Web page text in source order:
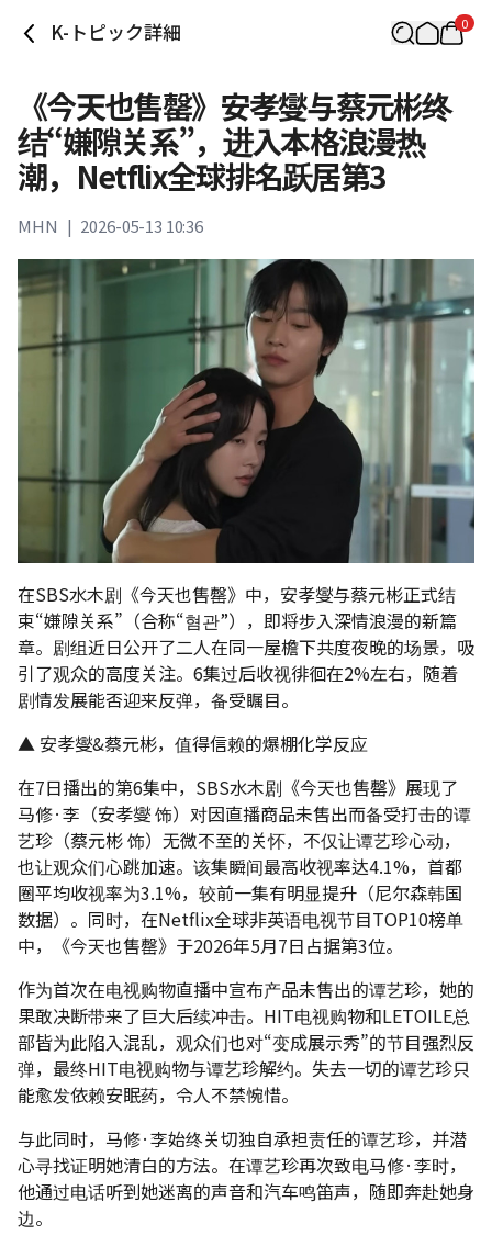
K-トピック詳細 0
《今天也售罄》安孝燮与蔡元彬终
结“嫌隙关系”，进入本格浪漫热
潮，Netflix全球排名跃居第3
MHN | 2026-05-13 10:36
在SBS水木剧《今天也售罄》中，安孝燮与蔡元彬正式结
束“嫌隙关系”（合称“혐관”），即将步入深情浪漫的新篇
章。剧组近日公开了二人在同一屋檐下共度夜晚的场景，吸
引了观众的高度关注。6集过后收视徘徊在2%左右，随着
剧情发展能否迎来反弹，备受瞩目。
▲ 安孝燮&蔡元彬，值得信赖的爆棚化学反应
在7日播出的第6集中，SBS水木剧《今天也售罄》展现了
马修·李（安孝燮 饰）对因直播商品未售出而备受打击的谭
艺珍（蔡元彬 饰）无微不至的关怀，不仅让谭艺珍心动，
也让观众们心跳加速。该集瞬间最高收视率达4.1%，首都
圈平均收视率为3.1%，较前一集有明显提升（尼尔森韩国
数据）。同时，在Netflix全球非英语电视节目TOP10榜单
中，《今天也售罄》于2026年5月7日占据第3位。
作为首次在电视购物直播中宣布产品未售出的谭艺珍，她的
果敢决断带来了巨大后续冲击。HIT电视购物和LETOILE总
部皆为此陷入混乱，观众们也对“变成展示秀”的节目强烈反
弹，最终HIT电视购物与谭艺珍解约。失去一切的谭艺珍只
能愈发依赖安眠药，令人不禁惋惜。
与此同时，马修·李始终关切独自承担责任的谭艺珍，并潜
心寻找证明她清白的方法。在谭艺珍再次致电马修·李时，
他通过电话听到她迷离的声音和汽车鸣笛声，随即奔赴她身
边。